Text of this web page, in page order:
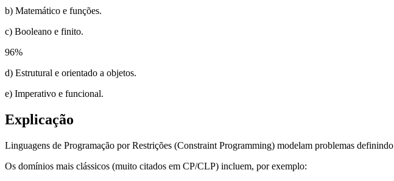
b) Matemático e funções.
c) Booleano e finito.
96%
d) Estrutural e orientado a objetos.
e) Imperativo e funcional.
Explicação
Linguagens de Programação por Restrições (Constraint Programming) modelam problemas definindo
Os domínios mais clássicos (muito citados em CP/CLP) incluem, por exemplo: